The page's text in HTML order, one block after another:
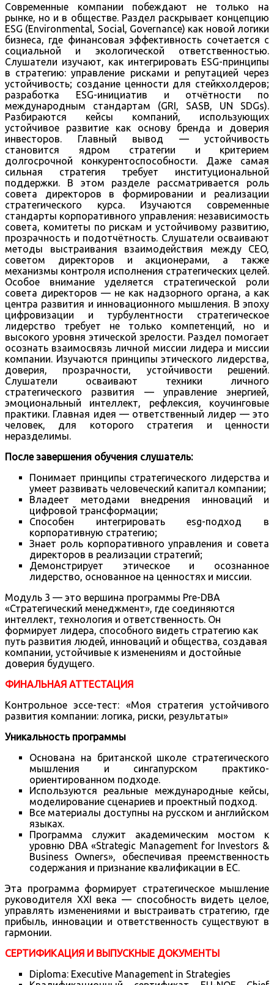
Современные компании побеждают не только на
рынке, но и в обществе. Раздел раскрывает концепцию
ESG (Environmental, Social, Governance) как новой логики
бизнеса, где финансовая эффективность сочетается с
социальной и экологической ответственностью.
Слушатели изучают, как интегрировать ESG-принципы
в стратегию: управление рисками и репутацией через
устойчивость; создание ценности для стейкхолдеров;
разработка ESG-инициатив и отчётности по
международным стандартам (GRI, SASB, UN SDGs).
Разбираются кейсы компаний, использующих
устойчивое развитие как основу бренда и доверия
инвесторов. Главный вывод — устойчивость
становится ядром стратегии и критерием
долгосрочной конкурентоспособности. Даже самая
сильная стратегия требует институциональной
поддержки. В этом разделе рассматривается роль
совета директоров в формировании и реализации
стратегического курса. Изучаются современные
стандарты корпоративного управления: независимость
совета, комитеты по рискам и устойчивому развитию,
прозрачность и подотчётность. Слушатели осваивают
методы выстраивания взаимодействия между CEO,
советом директоров и акционерами, а также
механизмы контроля исполнения стратегических целей.
Особое внимание уделяется стратегической роли
совета директоров — не как надзорного органа, а как
центра развития и инновационного мышления. В эпоху
цифровизации и турбулентности стратегическое
лидерство требует не только компетенций, но и
высокого уровня этической зрелости. Раздел помогает
осознать взаимосвязь личной миссии лидера и миссии
компании. Изучаются принципы этического лидерства,
доверия, прозрачности, устойчивости решений.
Слушатели осваивают техники личного
стратегического развития — управление энергией,
эмоциональный интеллект, рефлексия, коучинговые
практики. Главная идея — ответственный лидер — это
человек, для которого стратегия и ценности
неразделимы.
После завершения обучения слушатель:
Понимает принципы стратегического лидерства и
умеет развивать человеческий капитал компании;
Владеет методами внедрения инноваций и
цифровой трансформации;
Способен интегрировать esg-подход в
корпоративную стратегию;
Знает роль корпоративного управления и совета
директоров в реализации стратегий;
Демонстрирует этическое и осознанное
лидерство, основанное на ценностях и миссии.
Модуль 3 — это вершина программы Pre-DBA
«Стратегический менеджмент», где соединяются
интеллект, технология и ответственность. Он
формирует лидера, способного видеть стратегию как
путь развития людей, инноваций и общества, создавая
компании, устойчивые к изменениям и достойные
доверия будущего.
ФИНАЛЬНАЯ АТТЕСТАЦИЯ
Контрольное эссе-тест: «Моя стратегия устойчивого
развития компании: логика, риски, результаты»
Уникальность программы
Основана на британской школе стратегического
мышления и сингапурском практико-
ориентированном подходе.
Используются реальные международные кейсы,
моделирование сценариев и проектный подход.
Все материалы доступны на русском и английском
языках.
Программа служит академическим мостом к
уровню DBA «Strategic Management for Investors &
Business Owners», обеспечивая преемственность
содержания и признание квалификации в ЕС.
Эта программа формирует стратегическое мышление
руководителя XXI века — способность видеть целое,
управлять изменениями и выстраивать стратегию, где
прибыль, инновации и ответственность существуют в
гармонии.
СЕРТИФИКАЦИЯ И ВЫПУСКНЫЕ ДОКУМЕНТЫ
Diploma: Executive Management in Strategies